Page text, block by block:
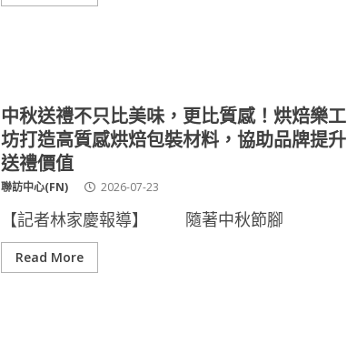
中秋送禮不只比美味，更比質感！烘焙樂工
坊打造高質感烘焙包裝材料，協助品牌提升
送禮價值
聯訪中心(FN) 2026-07-23
【記者林家慶報導】 隨著中秋節腳
Read More